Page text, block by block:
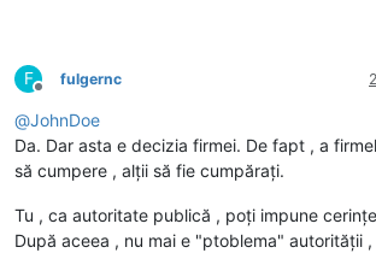
F
Deconectat
fulgernc
@JohnDoe
Da. Dar asta e decizia firmei. De fapt , a
să cumpere , alții să fie cumpărați.
Tu , ca autoritate publică , poți impune
După aceea , nu mai e "ptoblema" autorității